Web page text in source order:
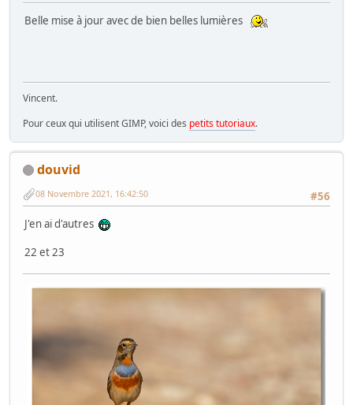
Belle mise à jour avec de bien belles lumières
Vincent.
Pour ceux qui utilisent GIMP, voici des petits tutoriaux.
douvid
#56
08 Novembre 2021, 16:42:50
J'en ai d'autres
22 et 23